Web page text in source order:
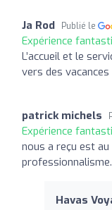
Ja Rod Publié le
Expérience
L’accueil et le
vers des vacances
patrick michels
Expérience
nous a reçu est
professionnalisme.
Havas